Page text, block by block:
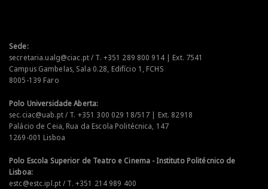
Sede:
secretaria.ualg@ciac.pt / T. +351 289 800 914 | Ext. 7541
Campus Gambelas, Sala 0.28, Edifício 1, FCHS
8005-139 Faro
Polo Universidade Aberta:
sec.ciac@uab.pt / T. +351 300 029 18/517 | Ext. 82918
Palácio de Ceia, Rua da Escola Politécnica, 147
1269-001 Lisboa
Polo Escola Superior de Teatro e Cinema - Instituto Politécnico de
Lisboa:
estc@estc.ipl.pt / T. +351 214 989 400